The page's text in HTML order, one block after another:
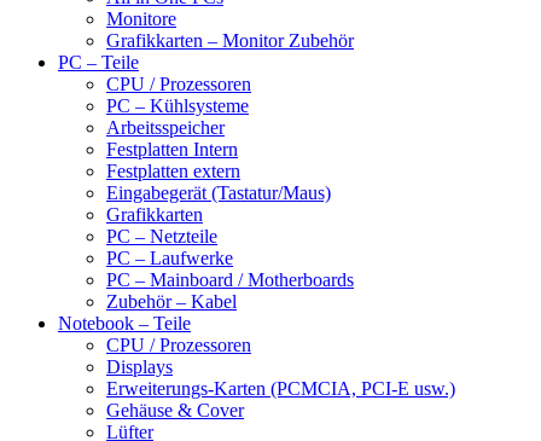
Monitore
Grafikkarten – Monitor Zubehör
PC – Teile
CPU / Prozessoren
PC – Kühlsysteme
Arbeitsspeicher
Festplatten Intern
Festplatten extern
Eingabegerät (Tastatur/Maus)
Grafikkarten
PC – Netzteile
PC – Laufwerke
PC – Mainboard / Motherboards
Zubehör – Kabel
Notebook – Teile
CPU / Prozessoren
Displays
Erweiterungs-Karten (PCMCIA, PCI-E usw.)
Gehäuse & Cover
Lüfter